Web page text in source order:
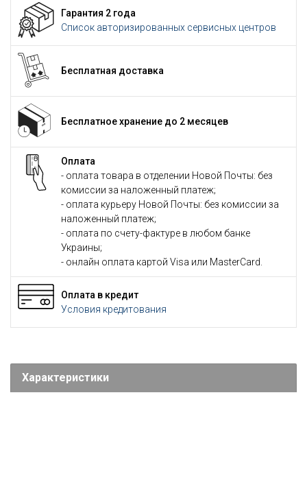
Гарантия 2 года
Список авторизированных сервисных центров
Бесплатная доставка
Бесплатное хранение до 2 месяцев
Оплата
- оплата товара в отделении Новой Почты: без
комиссии за наложенный платеж;
- оплата курьеру Новой Почты: без комиссии за
наложенный платеж;
- оплата по счету-фактуре в любом банке
Украины;
- онлайн оплата картой Visa или MasterCard.
Оплата в кредит
Условия кредитования
Характеристики